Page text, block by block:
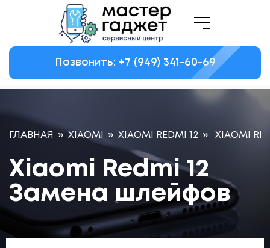
Позвонить: +7 (949) 341-60-69
ГЛАВНАЯ » XIAOMI » XIAOMI REDMI 12 » XIAOMI
Xiaomi Redmi 12
Замена шлейфов